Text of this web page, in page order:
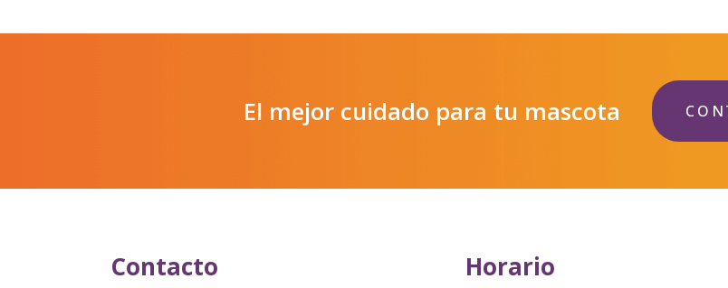
El mejor cuidado para tu mascota
Contacto Horario